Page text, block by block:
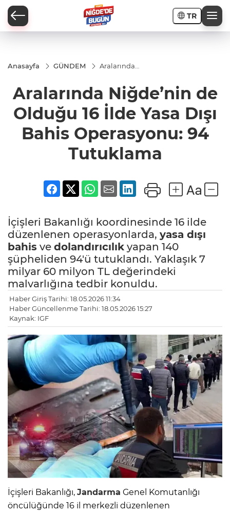
TR
Anasayfa GÜNDEM
Aralarında
16 İlde Yasa
Dışı Bahis
Operasyonu:
Aralarında Niğde’nin de
Olduğu 16 İlde Yasa Dışı
Bahis Operasyonu: 94
Tutuklama
İçişleri Bakanlığı koordinesinde 16 ilde
düzenlenen operasyonlarda, yasa dışı
bahis ve dolandırıcılık yapan 140
şüpheliden 94'ü tutuklandı. Yaklaşık 7
milyar 60 milyon TL değerindeki
malvarlığına tedbir konuldu.
Haber Giriş Tarihi: 18.05.2026 11:34
Haber Güncellenme Tarihi: 18.05.2026 15:27
Kaynak: IGF
İçişleri Bakanlığı, Jandarma Genel Komutanlığı
öncülüğünde 16 il merkezli düzenlenen